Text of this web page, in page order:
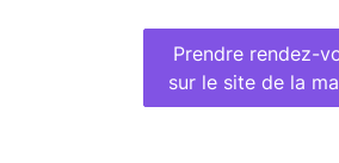
Prendre rendez-
sur le site de la